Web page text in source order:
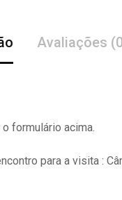
Avaliações
formulário acima.
para a visita :